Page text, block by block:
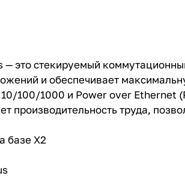
это стекируемый
и обеспечивает
100/1000 и Power over Ethernet
труда,
базе X2